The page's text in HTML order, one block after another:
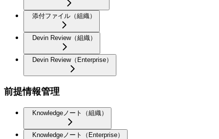
添付ファイル（組織）
Devin Review（組織）
Devin Review（Enterprise）
前提情報管理
Knowledgeノート（組織）
Knowledgeノート（Enterprise）